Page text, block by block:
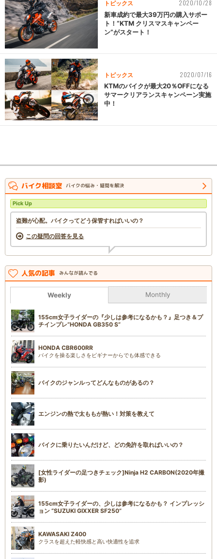
トピックス 2020/10/28
新車成約で最大39万円の購入サポー
ト！“KTM クリスマスキャンペー
ン”がスタート！
トピックス 2020/07/16
KTMのバイクが最大20％OFFになる
サマークリアランスキャンペーン実施
中！
バイク相談室 バイクの悩み・疑問を解決
Pick Up
盗難が心配。バイクってどう保管すればいいの？
この疑問の回答を見る
人気の記事 みんなが読んでる
Weekly Monthly
155cm女子ライダーの『少しは参考になるかも？』足つき＆プ
チインプレ“HONDA GB350 S”
HONDA CBR600RR
バイクを操る楽しさをビギナーからでも体感できる
バイクのジャンルってどんなものがあるの？
エンジンの熱で太ももが熱い！対策を教えて
バイクに乗りたいんだけど、どの免許を取ればいいの？
[女性ライダーの足つきチェック]Ninja H2 CARBON(2020年撮
影)
155cm女子ライダーの、少しは参考になるかも？ インプレッシ
ョン “SUZUKI GIXXER SF250”
KAWASAKI Z400
クラスを超えた軽快感と高い快適性を追求